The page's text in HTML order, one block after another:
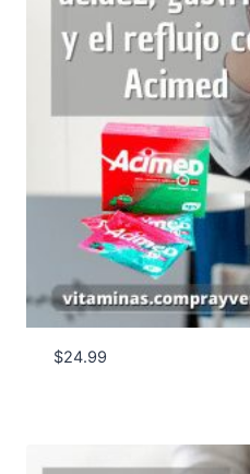
$24.99